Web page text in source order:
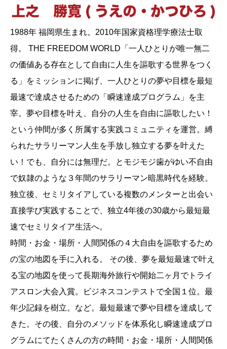
1988年 福岡県生まれ。2010年国家資格理学療法士取
得。 THE FREEDOM WORLD「一人ひとりが唯一無二
の価値ある存在として自由に人生を謳歌する世界をつく
る」をミッションに掲げ、一人ひとりの夢や目標を最短
最速で達成させるための「瞬速達成プログラム」を主
宰。夢や目標を叶え、自分の人生を自由に謳歌したい！
という仲間が多く所属する実践コミュニティを運営。縛
られたサラリーマン人生を手放し独立する夢を叶えた
い！でも、自分には無理だ。とモジモジ歯がゆい不自由
で奴隷のような３年間のサラリーマン暗黒時代を経験。
独立後、セミリタイアしている複数のメンターと出会い
直接学び実践することで、独立4年後の30歳から最短最
速でセミリタイア生活へ。
時間・お金・場所・人間関係の４大自由を謳歌するため
の宝の地図を手に入れる。 その後、夢を最短最速で叶え
る宝の地図を使って長期海外旅行や開始二ヶ月でトライ
アスロン大会入賞。ビジネスコンテストで全国１位。最
年少記録を樹立。など。最短最速で夢や目標を達成して
きた。その後、自分のメソッドを体系化し瞬速達成プロ
グラムにてたくさんの方の時間・お金・場所・人間関係